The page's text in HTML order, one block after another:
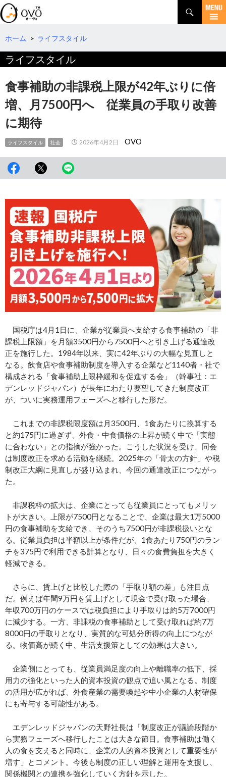
検
索
コ
テ
ツ
へ
ホーム > ライフスタイル
ライフスタイル
食事補助の非課税上限が42年ぶりに倍
増、月7500円へ 従業員の手取り改善
に期待
ライフスタイル 社会 2026年4月2日 OVO
国税庁は4月1日に、企業が従業員へ支給する食事補助の「非
課税上限額」を月額3500円から7500円へと引き上げる通達改
正を施行した。1984年以来、実に42年ぶりの大幅な見直しと
なる。飲食店や食事補助制度を導入する企業など1140者・社で
構成される「食事補助上限枠緩和を促進する会」（幹事社：エ
デンレッドジャパン）が長年にわたり要望してきた制度改正
が、ついに実務運用フェーズへと移行した形だ。
これまでの非課税限度額は月3500円、1食あたりに換算する
と約175円に過ぎず、外食・中食価格の上昇が続く中で「実態
に合わない」との指摘が強かった。こうした状況を受け、同会
は制度改正を求める活動を継続。2025年の「骨太の方針」や税
制改正大綱に見直しが盛り込まれ、今回の通達改正につながっ
た。
非課税枠の拡大は、企業にとっても従業員にとってもメリッ
トが大きい。上限が7500円となることで、企業は最大1万5000
円の食事補助を支給でき、そのうち7500円が非課税扱いとな
る。従業員負担は半額以上が条件だが、1食あたり750円のラン
チを375円で利用できる計算となり、日々の食費負担を大きく
軽減できる。
さらに、賃上げと比較した際の「手取り額の差」も注目点
だ。例えば年間9万円を賃上げとして現金で受け取った場合、
年収700万円のケースでは税負担により手取りは約5万7000円
に減少する。一方、非課税の食事補助として受け取れば約7万
8000円の手取りとなり、実質的な可処分所得の向上につなが
る。物価高が続く中、生活支援策としての効果は大きい。
企業側にとっても、従業員満足度の向上や離職率の低下、採
用力の強化といった人的資本投資の観点で追い風となる。制度
の活用が広がれば、外食産業の需要喚起や中小企業の人材確保
にも寄与する可能性がある。
エデンレッドジャパンの天野社長は「制度改正が議論段階か
ら実務フェーズへ移行したことは大きな節目。食事補助は働く
人の食を支えると同時に、企業の人的資本投資として重要性が
増す」とコメント。今後も制度の正しい理解と運用を支援し、
関係機関との連携を強化していく方針を示した。